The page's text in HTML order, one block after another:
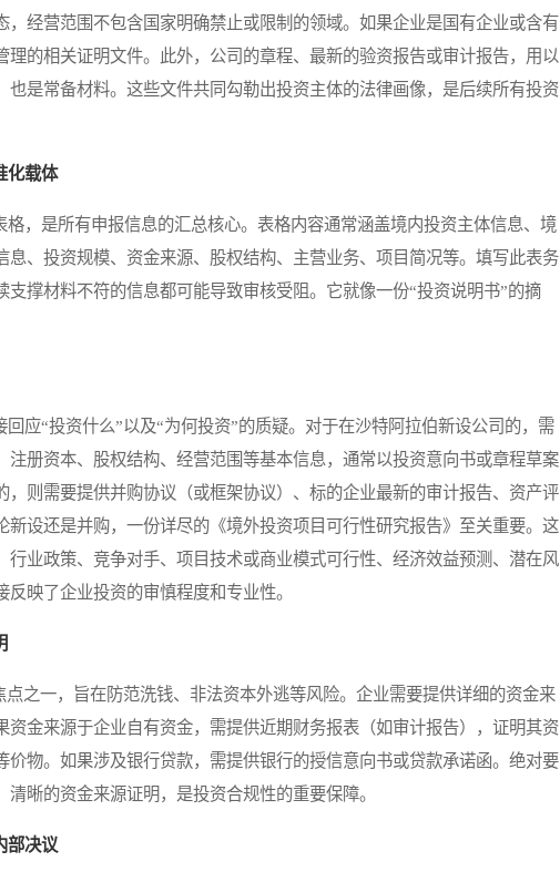
，经营范围不包含国家明确禁止或限制的领域。如果企业是国有企业或含有
理的相关证明文件。此外，公司的章程、最新的验资报告或审计报告，用以
也是常备材料。这些文件共同勾勒出投资主体的法律画像，是后续所有投资
化载体
，是所有申报信息的汇总核心。表格内容通常涵盖境内投资主体信息、境
息、投资规模、资金来源、股权结构、主营业务、项目简况等。填写此表务
撑材料不符的信息都可能导致审核受阻。它就像一份“投资说明书”的摘
“投资什么”以及“为何投资”的质疑。对于在沙特阿拉伯新设公司的，需
注册资本、股权结构、经营范围等基本信息，通常以投资意向书或章程草案
，则需要提供并购协议（或框架协议）、标的企业最新的审计报告、资产评
新设还是并购，一份详尽的《境外投资项目可行性研究报告》至关重要。这
行业政策、竞争对手、项目技术或商业模式可行性、经济效益预测、潜在风
映了企业投资的审慎程度和专业性。
之一，旨在防范洗钱、非法资本外逃等风险。企业需要提供详细的资金来
资金来源于企业自有资金，需提供近期财务报表（如审计报告），证明其资
价物。如果涉及银行贷款，需提供银行的授信意向书或贷款承诺函。绝对要
晰的资金来源证明，是投资合规性的重要保障。
部决议